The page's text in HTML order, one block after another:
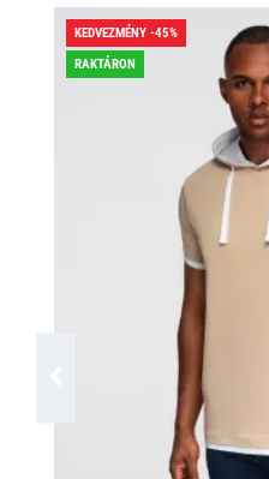
KEDVEZMÉNY -45%
RAKTÁRON